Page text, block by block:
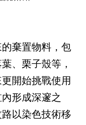
棄置物料，包
、栗子殼等，
開始挑戰使用
形成深邃之
以染色技術移